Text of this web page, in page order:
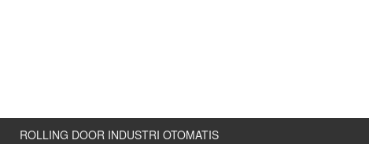
ROLLING DOOR INDUSTRI OTOMATIS